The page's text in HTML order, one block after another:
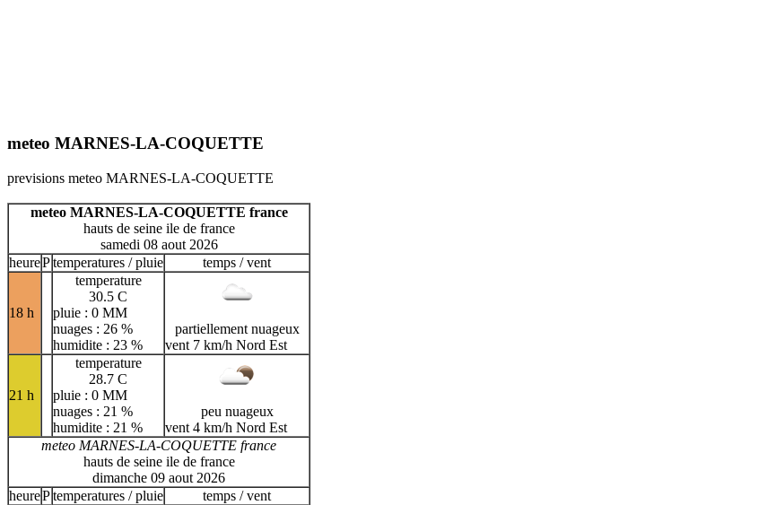
meteo MARNES-LA-COQUETTE
previsions meteo MARNES-LA-COQUETTE
meteo MARNES-LA-COQUETTE france
hauts de seine ile de france
samedi 08 aout 2026
heurePtemperatures / pluie temps / vent
18 h
temperature
30.5 C
pluie : 0 MM
nuages : 26 %
humidite : 23 %
partiellement nuageux
vent 7 km/h Nord Est
21 h
temperature
28.7 C
pluie : 0 MM
nuages : 21 %
humidite : 21 %
peu nuageux
vent 4 km/h Nord Est
meteo MARNES-LA-COQUETTE france
hauts de seine ile de france
dimanche 09 aout 2026
heurePtemperatures / pluie temps / vent